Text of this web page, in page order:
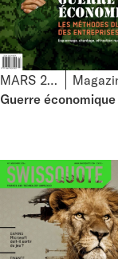
MARS 2017
Guerre économique